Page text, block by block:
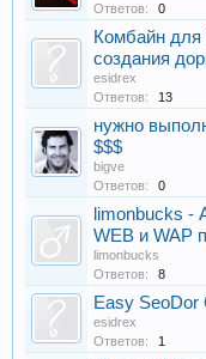
Ответов:
0
Комбайн для
создания
esidrex
Ответов:
13
нужно
$$$
bigve
Ответов:
0
limonbucks -
WEB и WAP
limonbucks
Ответов:
8
Easy SeoDor
esidrex
Ответов:
1